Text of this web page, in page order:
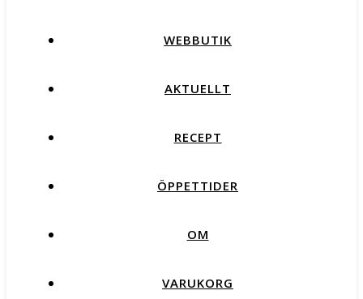
WEBBUTIK
AKTUELLT
RECEPT
ÖPPETTIDER
OM
VARUKORG